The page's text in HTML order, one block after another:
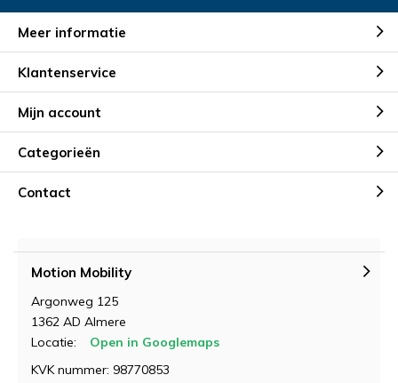
Meer informatie
Klantenservice
Mijn account
Categorieën
Contact
Motion Mobility
Argonweg 125
1362 AD Almere
Locatie:
Open in Googlemaps
KVK nummer: 98770853